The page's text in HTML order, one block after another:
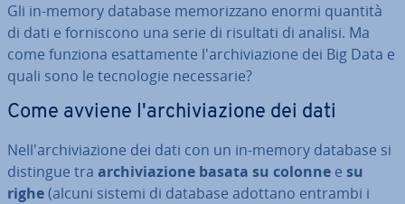
Gli in-memory database me­mo­riz­za­no enormi quantità
di dati e for­ni­sco­no una serie di risultati di analisi. Ma
come funziona esat­ta­men­te l'ar­chi­via­zio­ne dei Big Data e
quali sono le tec­no­lo­gie ne­ces­sa­rie?
Come avviene l'ar­chi­via­zio­ne dei dati
Nel­l'ar­chi­via­zio­ne dei dati con un in-memory database si
distingue tra ar­chi­via­zio­ne basata su colonne e su
righe(alcuni sistemi di database adottano entrambi i